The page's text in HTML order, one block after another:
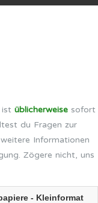
ist üblicherweise sofort
du Fragen zur
Informationen
Zögere nicht, uns
- Kleinformat